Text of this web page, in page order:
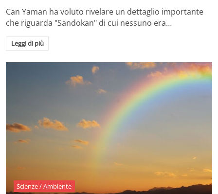
Can Yaman ha voluto rivelare un dettaglio importante
che riguarda "Sandokan" di cui nessuno era…
Leggi di più
Scienze / Ambiente